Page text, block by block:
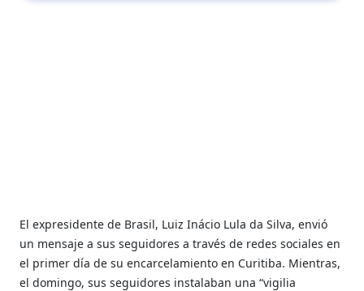
El expresidente de Brasil, Luiz Inácio Lula da Silva, envió
un mensaje a sus seguidores a través de redes sociales en
el primer día de su encarcelamiento en Curitiba. Mientras,
el domingo, sus seguidores instalaban una “vigilia